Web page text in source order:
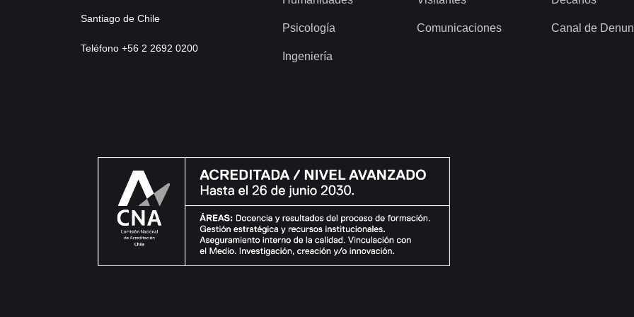
Santiago de Chile
Teléfono +56 2 2692 0200
Psicología
Ingeniería
Comunicaciones Canal de